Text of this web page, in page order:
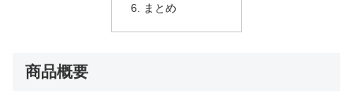
まとめ
商品概要